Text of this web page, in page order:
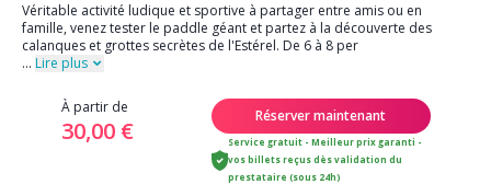
Véritable activité ludique et sportive à partager entre amis ou en
famille, venez tester le paddle géant et partez à la découverte des
calanques et grottes secrètes de l'Estérel. De 6 à 8 per
... Lire plus
À partir de
30,00 €
Réserver maintenant
Service gratuit - Meilleur prix garanti -
vos billets reçus dès validation du
prestataire (sous 24h)